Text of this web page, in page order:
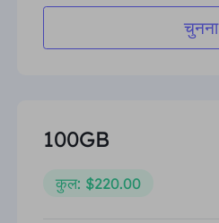
चुनना
100GB
कुल: $220.00